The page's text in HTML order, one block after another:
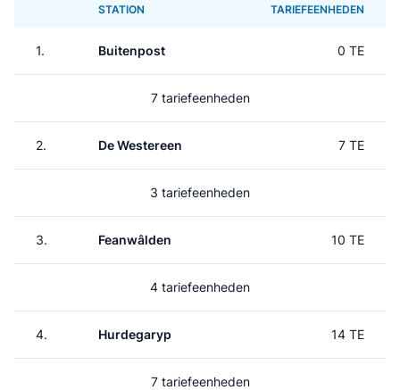
STATION TARIEFEENHEDEN
1. Buitenpost 0 TE
7 tariefeenheden
2. De Westereen 7 TE
3 tariefeenheden
3. Feanwâlden 10 TE
4 tariefeenheden
4. Hurdegaryp 14 TE
7 tariefeenheden